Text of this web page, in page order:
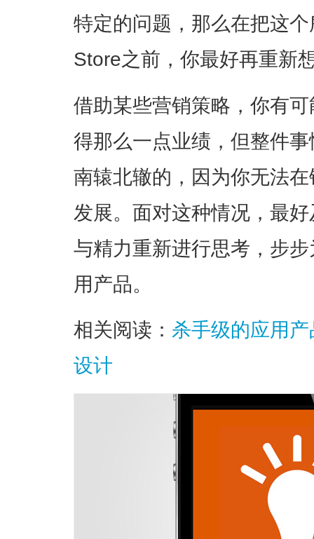
特定的问题，那么在把这个
Store之前，你最好再重新
借助某些营销策略，你有
得那么一点业绩，但整件
南辕北辙的，因为你无法
发展。面对这种情况，最
与精力重新进行思考，步
用产品。
相关阅读： 杀手级的应用
设计